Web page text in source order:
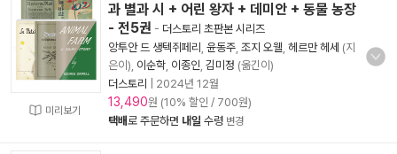
미리보기
과 별과 시 + 어린 왕자 + 데미안 + 동물 농장
- 전5권 - 더스토리 초판본 시리즈
앙투안 드 생텍쥐페리 윤동주 조지 오웰 헤르만 헤세 (지
은이), 이순학 이종인 김미정 (옮긴이)
더스토리
2024년 12월
13,490원 (10% 할인 / 700원)
택배로 주문하면 내일 수령 변경